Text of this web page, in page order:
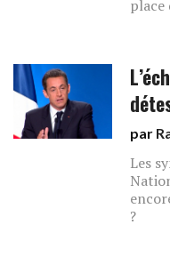
par
Les
?